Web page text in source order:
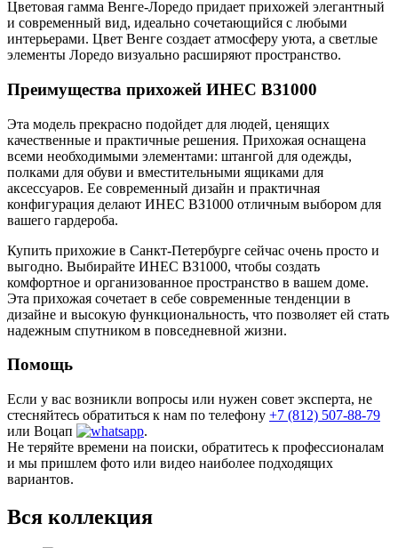
Цветовая гамма Венге-Лоредо придает прихожей элегантный
и современный вид, идеально сочетающийся с любыми
интерьерами. Цвет Венге создает атмосферу уюта, а светлые
элементы Лоредо визуально расширяют пространство.
Преимущества прихожей ИНЕС ВЗ1000
Эта модель прекрасно подойдет для людей, ценящих
качественные и практичные решения. Прихожая оснащена
всеми необходимыми элементами: штангой для одежды,
полками для обуви и вместительными ящиками для
аксессуаров. Ее современный дизайн и практичная
конфигурация делают ИНЕС ВЗ1000 отличным выбором для
вашего гардероба.
Купить прихожие в Санкт-Петербурге сейчас очень просто и
выгодно. Выбирайте ИНЕС ВЗ1000, чтобы создать
комфортное и организованное пространство в вашем доме.
Эта прихожая сочетает в себе современные тенденции в
дизайне и высокую функциональность, что позволяет ей стать
надежным спутником в повседневной жизни.
Помощь
Если у вас возникли вопросы или нужен совет эксперта, не
стесняйтесь обратиться к нам по телефону +7 (812) 507-88-79
или Воцап
.
Не теряйте времени на поиски, обратитесь к профессионалам
и мы пришлем фото или видео наиболее подходящих
вариантов.
Вся коллекция